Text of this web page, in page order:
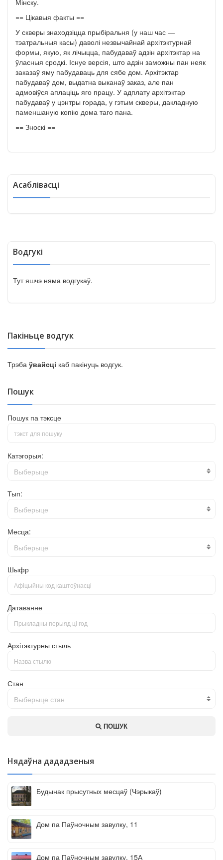
Мінску.
== Цікавыя факты ==
У скверы знаходзіцца прыбіральня (у наш час —
тэатральныя касы) даволі незвычайнай архітэктурнай
формы, якую, як лічыцца, пабудаваў адзін архітэктар на
ўласныя сродкі. Існуе версія, што адзін заможны пан неяк
заказаў яму пабудаваць для сябе дом. Архітэктар
пабудаваў дом, выдатна выканаў заказ, але пан
адмовіўся аплаціць яго працу. У адплату архітэктар
пабудаваў у цэнтры горада, у гэтым скверы, дакладную
паменшаную копію дома таго пана.
== Зноскі ==
Асаблівасці
Водгукі
Тут яшчэ няма водгукаў.
Пакіньце водгук
Трэба ўвайсці каб пакінуць водгук.
Пошук
Пошук па тэксце
Катэгорыя:
Выберыце
Тып:
Выберыце
Месца:
Выберыце
Шыфр
Датаванне
Архітэктурны стыль
Стан
Выберыце стан
ПОШУК
Нядаўна дададзеныя
Будынак прысутных месцаў (Чэрыкаў)
Дом па Паўночным завулку, 11
Дом па Паўночным завулку, 15А